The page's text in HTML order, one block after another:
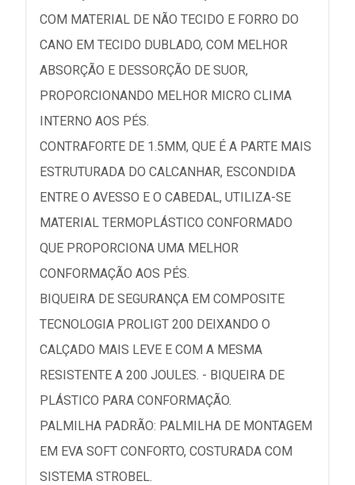
COM MATERIAL DE NÃO TECIDO E FORRO DO
CANO EM TECIDO DUBLADO, COM MELHOR
ABSORÇÃO E DESSORÇÃO DE SUOR,
PROPORCIONANDO MELHOR MICRO CLIMA
INTERNO AOS PÉS.
CONTRAFORTE DE 1.5MM, QUE É A PARTE MAIS
ESTRUTURADA DO CALCANHAR, ESCONDIDA
ENTRE O AVESSO E O CABEDAL, UTILIZA-SE
MATERIAL TERMOPLÁSTICO CONFORMADO
QUE PROPORCIONA UMA MELHOR
CONFORMAÇÃO AOS PÉS.
BIQUEIRA DE SEGURANÇA EM COMPOSITE
TECNOLOGIA PROLIGT 200 DEIXANDO O
CALÇADO MAIS LEVE E COM A MESMA
RESISTENTE A 200 JOULES. - BIQUEIRA DE
PLÁSTICO PARA CONFORMAÇÃO.
PALMILHA PADRÃO: PALMILHA DE MONTAGEM
EM EVA SOFT CONFORTO, COSTURADA COM
SISTEMA STROBEL.